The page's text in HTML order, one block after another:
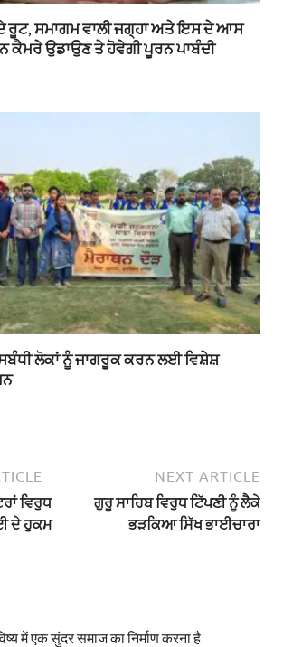
ਰੂਟ, ਸਮਾਗਮ ਵਾਲੀ ਜਗ੍ਹਾ ਅਤੇ ਇਸ ਦੇ ਆਸ
ਕੈਮਰੇ ਉਡਾਉਣ ਤੇ ਹੋਵੇਗੀ ਪੂਰਨ ਪਾਬੰਦੀ
ਲੋਕਾਂ ਨੂੰ ਜਾਗਰੂਕ ਕਰਨ ਲਈ ਵਿਸ਼ੇਸ਼
ਵਿਰੁਧ
ਦੇ ਹੁਕਮ
NEXT ARTICLE
ਗੁਰੂ ਸਾਹਿਬ ਵਿਰੁਧ ਟਿੱਪਣੀ ਨੂੰ ਲੈਕੇ
ਭੜਕਿਆ ਸਿੱਖ ਭਾਈਚਾਰਾ
में एक सुंदर समाज का निर्माण करना है